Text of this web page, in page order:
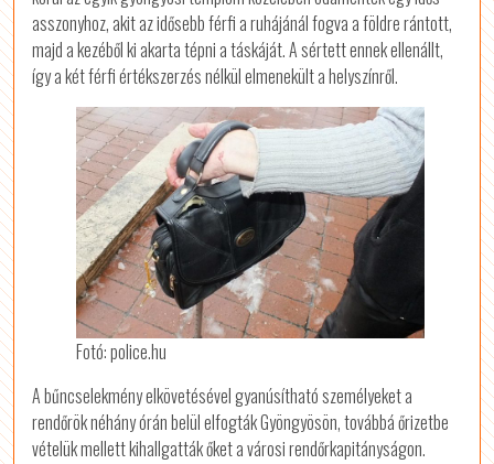
asszonyhoz, akit az idősebb férfi a ruhájánál fogva a földre rántott,
majd a kezéből ki akarta tépni a táskáját. A sértett ennek ellenállt,
így a két férfi értékszerzés nélkül elmenekült a helyszínről.
Fotó: police.hu
A bűncselekmény elkövetésével gyanúsítható személyeket a
rendőrök néhány órán belül elfogták Gyöngyösön, továbbá őrizetbe
vételük mellett kihallgatták őket a városi rendőrkapitányságon.